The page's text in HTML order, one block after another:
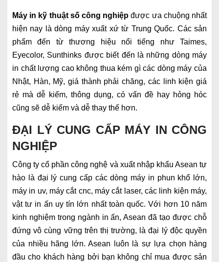
Máy in kỹ thuật số công nghiệp được ưa chuộng nhất
hiện nay là dòng máy xuất xứ từ Trung Quốc. Các sản
phẩm đến từ thương hiệu nổi tiếng như Taimes,
Eyecolor, Sunthinks được biết đến là những dòng máy
in chất lượng cao không thua kém gì các dòng máy của
Nhật, Hàn, Mỹ, giá thành phải chăng, các linh kiện giá
rẻ mà dễ kiếm, thông dụng, có vấn đề hay hỏng hóc
cũng sẽ dễ kiếm và dễ thay thế hơn.
ĐẠI LÝ CUNG CẤP MÁY IN CÔNG
NGHIỆP
Công ty cổ phần công nghệ và xuất nhập khẩu Asean tự
hào là đại lý cung cấp các dòng máy in phun khổ lớn,
máy in uv, máy cắt cnc, máy cắt laser, các linh kiện máy,
vật tư in ấn uy tín lớn nhất toàn quốc. Với hơn 10 năm
kinh nghiệm trong ngành in ấn, Asean đã tạo được chỗ
đứng vô cùng vững trên thị trường, là đại lý độc quyền
của nhiều hãng lớn. Asean luôn là sự lựa chọn hàng
đầu cho khách hàng bởi bạn không chỉ mua được sản